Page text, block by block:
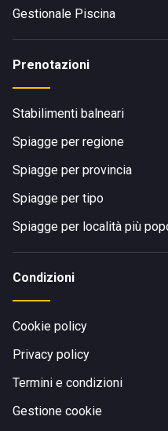
Gestionale Piscina
Prenotazioni
Stabilimenti balneari
Spiagge per regione
Spiagge per provincia
Spiagge per tipo
Spiagge per località più
Condizioni
Cookie policy
Privacy policy
Termini e condizioni
Gestione cookie